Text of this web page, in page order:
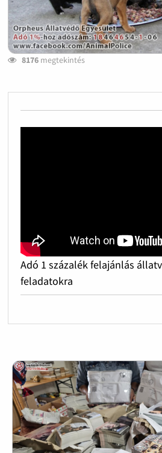
8176megtekintés
Adó 1 százalék felajánlás
feladatokra